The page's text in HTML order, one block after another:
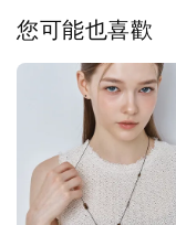
您可能也喜歡